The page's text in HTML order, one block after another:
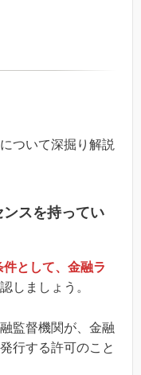
ついて深掘り解説
スを持ってい
件として、金融ラ
しましょう。
監督機関が、金融
行する許可のこと